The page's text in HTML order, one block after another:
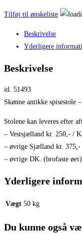
Tilføj til ønskeliste
Beskrivelse
Yderligere
Beskrivelse
id. 51493
Skønne antikke
Stolene kan leveres efter
– Vestsjælland kr. 250,- /
– øvrige Sjælland kr. 375,-
– øvrige DK. (brofaste
Yderligere
Vægt 50 kg
Du kunne også